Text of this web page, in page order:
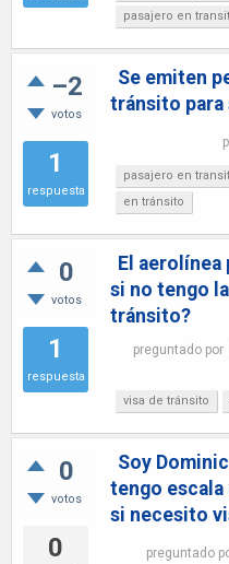
pasajero en
–2
votos
1
respuesta
Se emiten
tránsito para
pasajero en
en tránsito
0
votos
1
respuesta
El aerolínea
si no tengo
tránsito?
preguntado por
visa de tránsito
0
votos
0
Soy
tengo escala
si necesito
preguntado